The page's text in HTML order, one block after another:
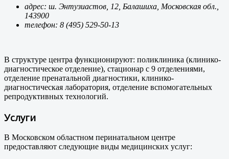
адрес: ш. Энтузиастов, 12, Балашиха, Московская обл.,
143900
телефон: 8 (495) 529-50-13
В структуре центра функционируют: поликлиника (клинико-
диагностическое отделение), стационар с 9 отделениями,
отделение пренатальной диагностики, клинико-
диагностическая лаборатория, отделение вспомогательных
репродуктивных технологий.
Услуги
В Московском областном перинатальном центре
предоставляют следующие виды медицинских услуг: